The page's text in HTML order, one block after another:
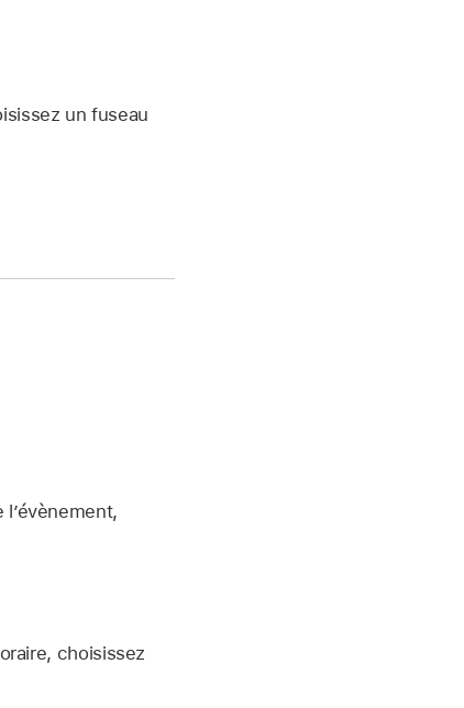
un fuseau
l’évènement,
choisissez